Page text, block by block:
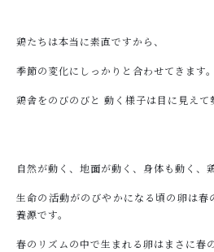
鶏たちは本当に素直ですから、
季節の変化にしっかりと合わせてきます。
鶏舎をのびのびと 動く様子は目に見えて
自然が動く、地面が動く、身体も動く、
生命の活動がのびやかになる頃の卵は春
養源です。
春のリズムの中で生まれる卵はまさに春